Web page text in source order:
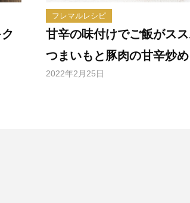
フレマルレシピ
甘辛の味付けでご飯がス
つまいもと豚肉の甘辛炒め
2022年2月25日